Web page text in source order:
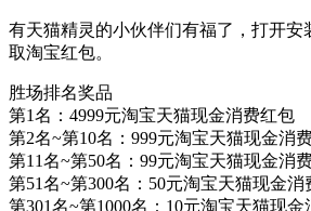
有天猫精灵的小伙伴们有福了，打开安
取淘宝红包。
胜场排名奖品
第1名：4999元淘宝天猫现金消费红包
第2名~第10名：999元淘宝天猫现金消
第11名~第50名：99元淘宝天猫现金消
第51名~第300名：50元淘宝天猫现金消
第301名~第1000名：10元淘宝天猫现金